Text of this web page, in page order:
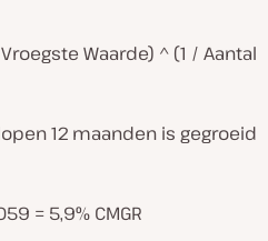
Waarde) ^ (1 / Aantal
12 maanden is gegroeid
= 5,9% CMGR